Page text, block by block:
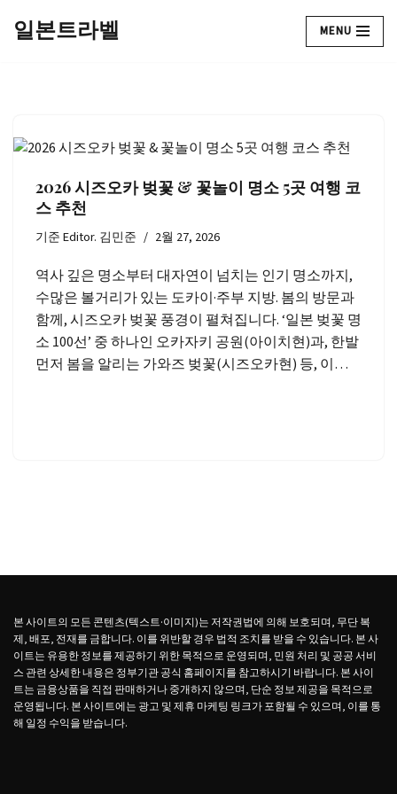
건
일본트라벨 MENU
2026 시즈오카 벚꽃 & 꽃놀이 명소 5곳 여행 코
스 추천
기준Editor. 김민준 2월 27, 2026
역사 깊은 명소부터 대자연이 넘치는 인기 명소까지,
수많은 볼거리가 있는 도카이·주부 지방. 봄의 방문과
함께, 시즈오카 벚꽃 풍경이 펼쳐집니다. ‘일본 벚꽃 명
소 100선’ 중 하나인 오카자키 공원(아이치현)과, 한발
먼저 봄을 알리는 가와즈 벚꽃(시즈오카현) 등, 이…
본 사이트의 모든 콘텐츠(텍스트·이미지)는 저작권법에 의해 보호되며, 무단 복
제, 배포, 전재를 금합니다. 이를 위반할 경우 법적 조치를 받을 수 있습니다. 본 사
이트는 유용한 정보를 제공하기 위한 목적으로 운영되며, 민원 처리 및 공공 서비
스 관련 상세한 내용은 정부기관 공식 홈페이지를 참고하시기 바랍니다. 본 사이
트는 금융상품을 직접 판매하거나 중개하지 않으며, 단순 정보 제공을 목적으로
운영됩니다. 본 사이트에는 광고 및 제휴 마케팅 링크가 포함될 수 있으며, 이를 통
해 일정 수익을 받습니다.